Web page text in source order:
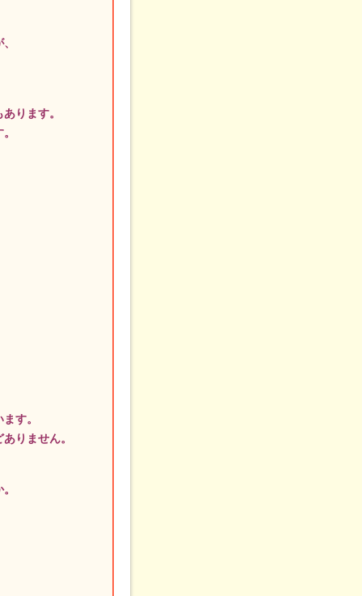
ります。
す。
りません。